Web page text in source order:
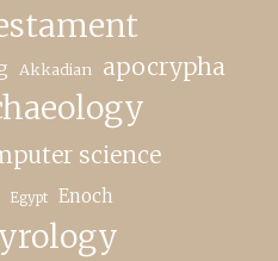
Akkadian apocrypha
science
Egypt Enoch